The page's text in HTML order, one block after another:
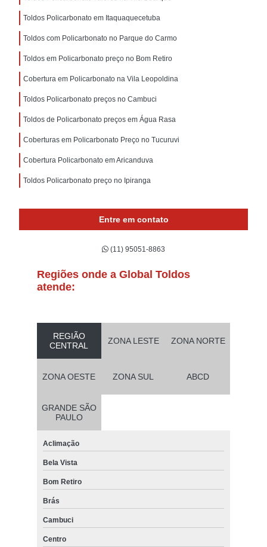
Toldos Policarbonato em Itaquaquecetuba
Toldos com Policarbonato no Parque do Carmo
Toldos em Policarbonato preço no Bom Retiro
Cobertura em Policarbonato na Vila Leopoldina
Toldos Policarbonato preços no Cambuci
Toldos de Policarbonato preços em Água Rasa
Coberturas em Policarbonato Preço no Tucuruvi
Cobertura Policarbonato em Aricanduva
Toldos Policarbonato preço no Ipiranga
Entre em contato
(11) 95051-8863
Regiões onde a Global Toldos
atende:
REGIÃO
CENTRAL
ZONA LESTE ZONA NORTE
ZONA OESTE ZONA SUL ABCD
GRANDE SÃO
PAULO
Aclimação
Bela Vista
Bom Retiro
Brás
Cambuci
Centro